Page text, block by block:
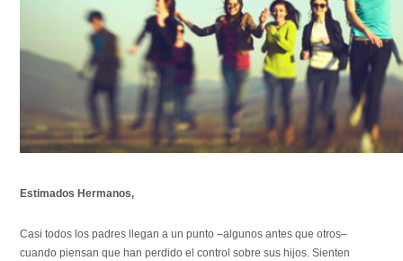
Estimados Hermanos,
Casi todos los padres llegan a un punto –algunos antes que otros–
cuando piensan que han perdido el control sobre sus hijos. Sienten